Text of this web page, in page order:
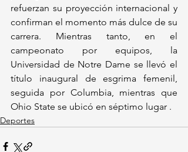
refuerzan su proyección internacional y
confirman el momento más dulce de su
carrera. Mientras tanto, en el
campeonato por equipos, la
Universidad de Notre Dame se llevó el
título inaugural de esgrima femenil,
seguida por Columbia, mientras que
Ohio State se ubicó en séptimo lugar .
Deportes